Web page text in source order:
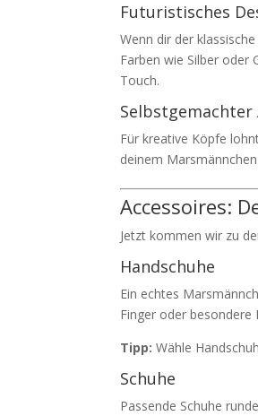
Futuristisches
Wenn dir der
Farben wie Silber oder
Touch.
Selbstgemachter
Für kreative Köpfe
deinem
Accessoires:
Jetzt kommen wir zu
Handschuhe
Ein echtes
Finger oder besondere
Tipp: Wähle
Schuhe
Passende Schuhe